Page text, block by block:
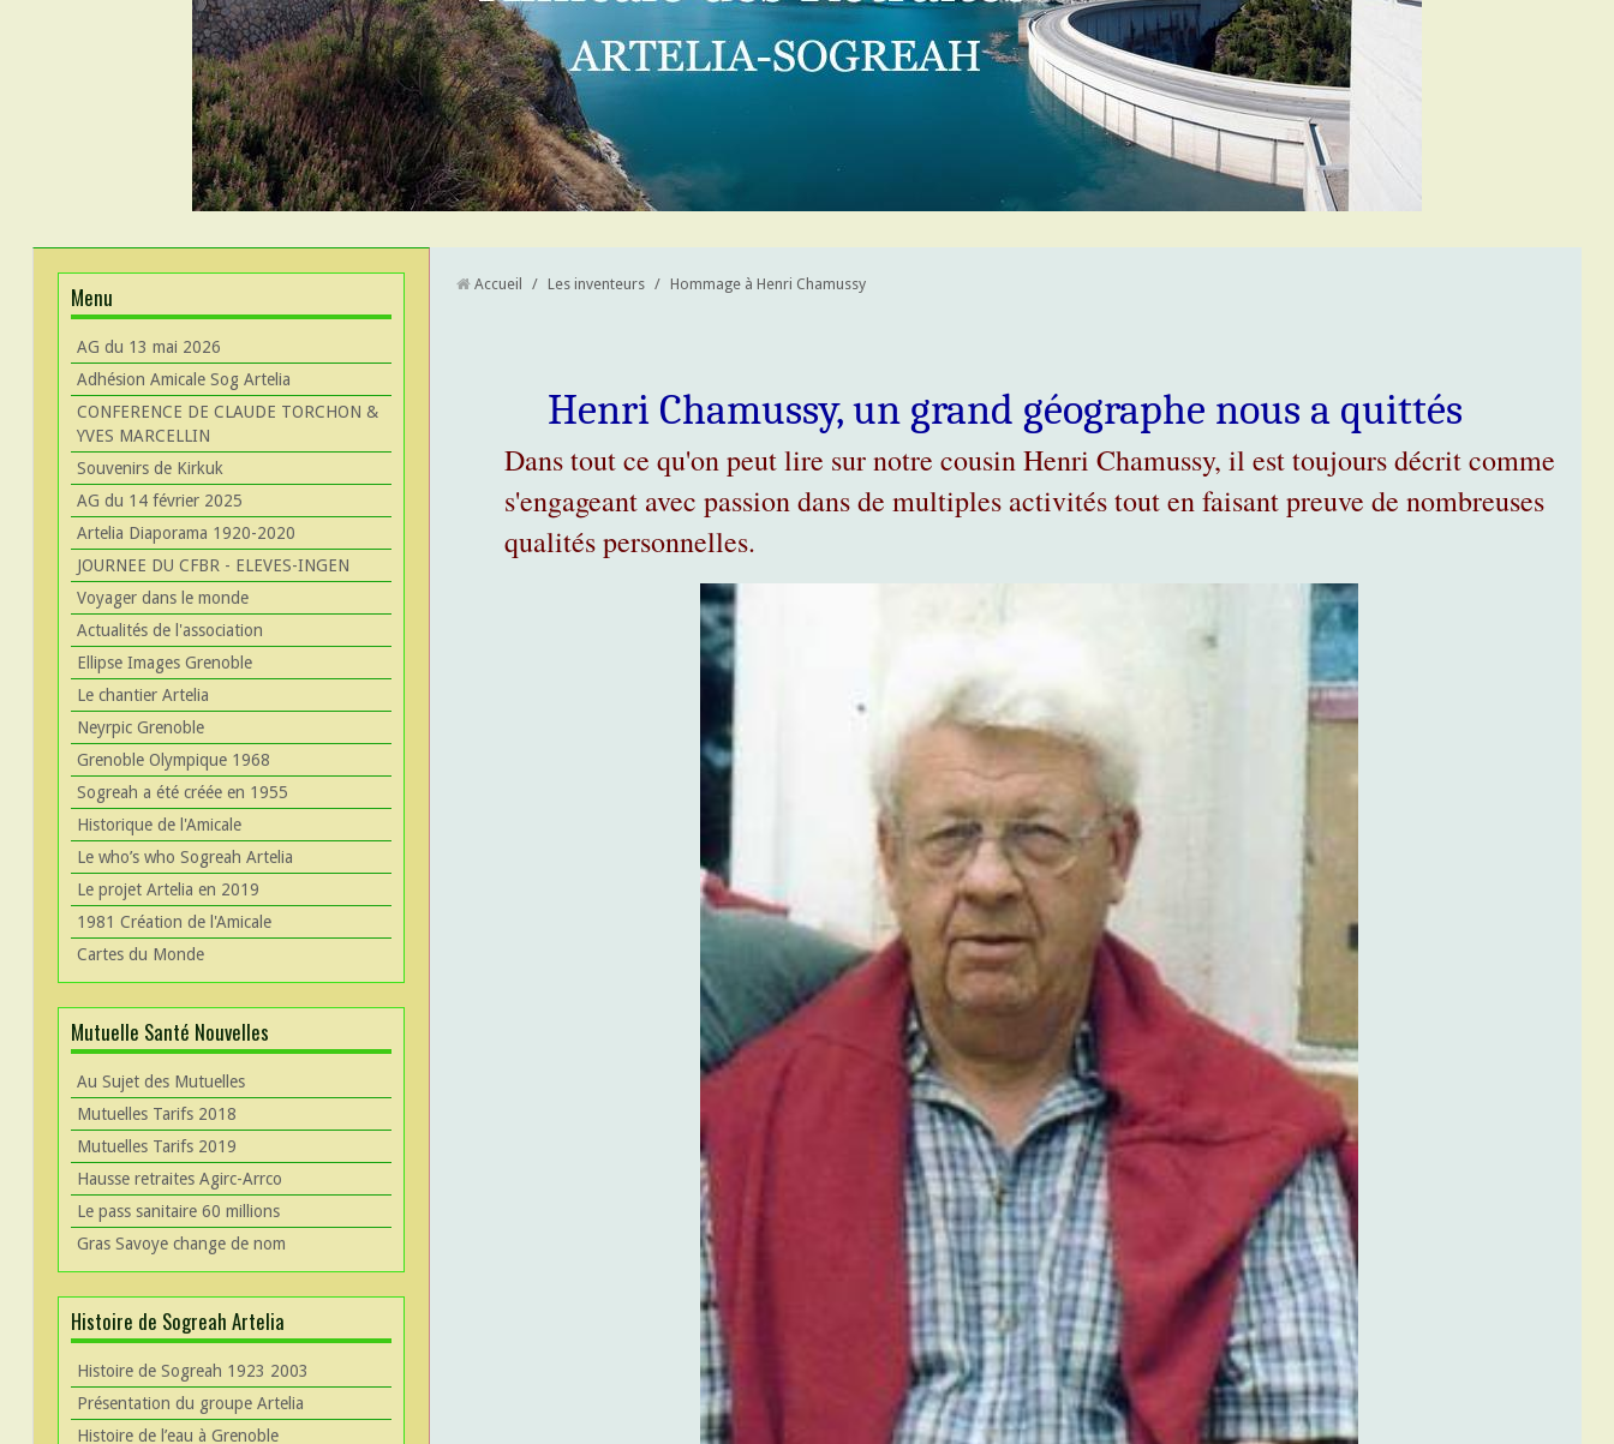
Menu
AG du 13 mai 2026
Adhésion Amicale Sog Artelia
CONFERENCE DE CLAUDE TORCHON &
YVES MARCELLIN
Souvenirs de Kirkuk
AG du 14 février 2025
Artelia Diaporama 1920-2020
JOURNEE DU CFBR - ELEVES-INGEN
Voyager dans le monde
Actualités de l'association
Ellipse Images Grenoble
Le chantier Artelia
Neyrpic Grenoble
Grenoble Olympique 1968
Sogreah a été créée en 1955
Historique de l'Amicale
Le who’s who Sogreah Artelia
Le projet Artelia en 2019
1981 Création de l'Amicale
Cartes du Monde
Mutuelle Santé Nouvelles
Au Sujet des Mutuelles
Mutuelles Tarifs 2018
Mutuelles Tarifs 2019
Hausse retraites Agirc-Arrco
Le pass sanitaire 60 millions
Gras Savoye change de nom
Histoire de Sogreah Artelia
Histoire de Sogreah 1923 2003
Présentation du groupe Artelia
Histoire de l’eau à Grenoble
Accueil / Les inventeurs / Hommage à Henri Chamussy
Henri Chamussy, un grand géographe nous a quittés
Dans tout ce qu'on peut lire sur notre cousin Henri Chamussy, il est toujours décrit comme
s'engageant avec passion dans de multiples activités tout en faisant preuve de nombreuses
qualités personnelles.